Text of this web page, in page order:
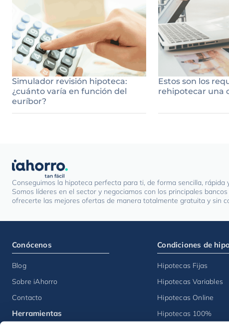
Simulador revisión hipoteca:
¿cuánto varía en función del
euríbor?
Estos son los
rehipotecar una
Conseguimos la hipoteca perfecta para ti, de forma sencilla, rápida
Somos líderes en el sector y negociamos con los principales
ofrecerte las mejores ofertas de manera totalmente gratuita y sin
Conócenos
Blog
Sobre iAhorro
Contacto
Herramientas
Condiciones de
Hipotecas Fijas
Hipotecas Variables
Hipotecas Online
Hipotecas 100%